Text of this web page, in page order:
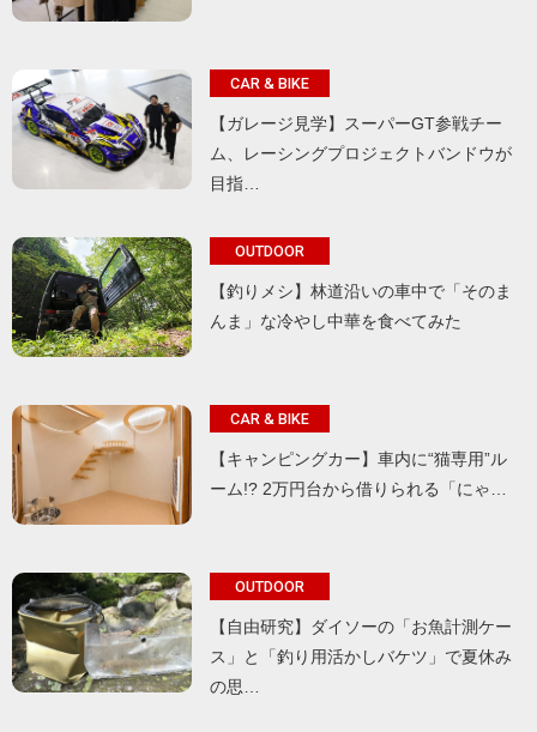
CAR & BIKE
【ガレージ見学】スーパーGT参戦チー
ム、レーシングプロジェクトバンドウが
目指…
OUTDOOR
【釣りメシ】林道沿いの車中で「そのま
んま」な冷やし中華を食べてみた
CAR & BIKE
【キャンピングカー】車内に“猫専用”ル
ーム!? 2万円台から借りられる「にゃ…
OUTDOOR
【自由研究】ダイソーの「お魚計測ケー
ス」と「釣り用活かしバケツ」で夏休み
の思…